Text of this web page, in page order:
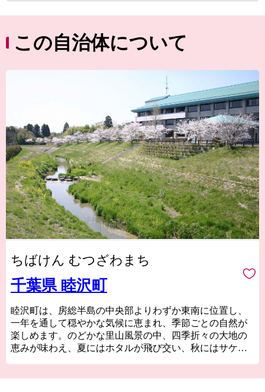
この自治体について
ちばけん むつざわまち
千葉県 睦沢町
睦沢町は、房総半島の中央部よりわずか東南に位置し、
一年を通して穏やかな気候に恵まれ、季節ごとの自然が
楽しめます。のどかな里山風景の中、四季折々の大地の
恵みが味わえ、夏にはホタルが飛び交い、秋にはサケが